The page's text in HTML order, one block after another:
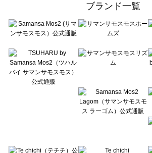
sō4ū（ソウフォーユー）の雑貨一覧
Te chichi（テチチ）の雑貨一覧
Te chichi CLASSIC（テチチ クラシック）の雑貨一覧
Lugnoncure（ルノンキュール）の雑貨一覧
BETTY'S BLUE（べティーズブルー）の雑貨一覧
Wpc.（ワールドパーティー）の雑貨一覧
ブランド一覧